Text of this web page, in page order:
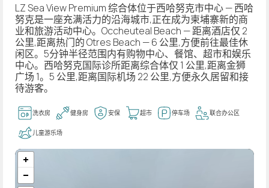
LZ Sea View Premium 综合体位于西哈努克市中心 — 西哈
努克是一座充满活力的沿海城市,正在成为柬埔寨新的商
业和旅游活动中心。Occheuteal Beach — 距离酒店仅 2
公里,距离热门的 Otres Beach — 6 公里,方便前往最佳休
闲区。5分钟半径范围内有购物中心、餐馆、超市和娱乐
中心。西哈努克国际诊所距离综合体仅 1 公里,距离金狮
广场 1。5 公里,距离国际机场 22 公里,方便永久居留和接
待游客。
洗衣房 健身房 安保 超市 停车场 联合办公区
儿童游乐场